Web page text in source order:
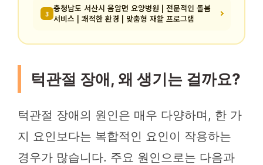
3 충청남도 서산시 음암면 요양병원 | 전문적인 돌봄
서비스 | 쾌적한 환경 | 맞춤형 재활 프로그램
턱관절 장애, 왜 생기는 걸까요?
턱관절 장애의 원인은 매우 다양하며, 한 가
지 요인보다는 복합적인 요인이 작용하는
경우가 많습니다. 주요 원인으로는 다음과